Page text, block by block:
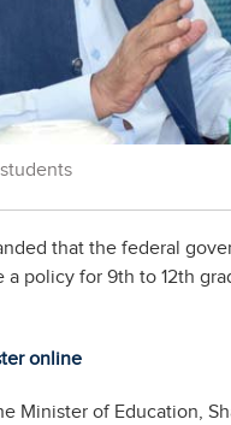
that the federal
policy for 9th to 12th
online
Minister of Education,